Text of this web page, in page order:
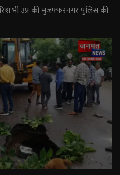
भी उप्र की मुजफ्फरनगर पुलिस की